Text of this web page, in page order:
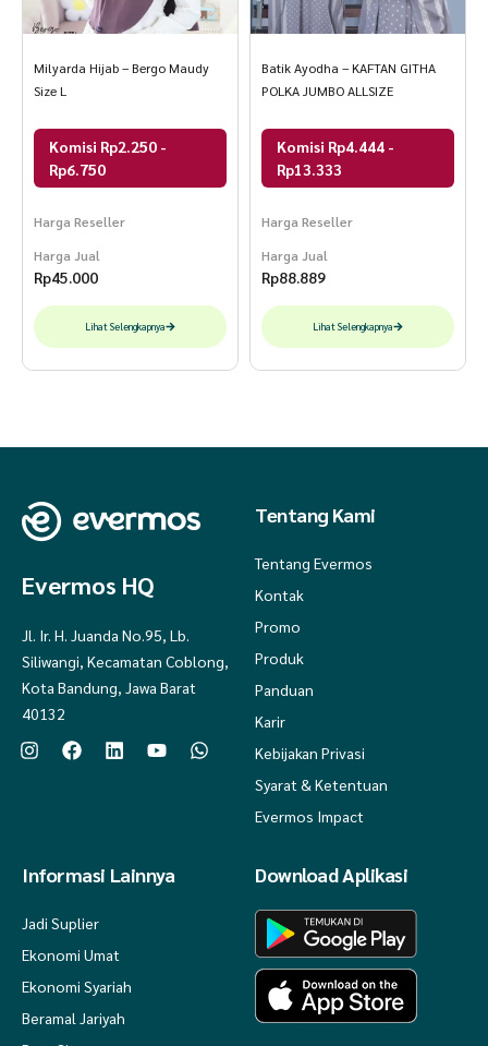
Milyarda Hijab – Bergo Maudy
Size L
Komisi Rp2.250 -
Rp6.750
Harga Reseller
Harga Jual
Rp45.000
Lihat Selengkapnya
Batik Ayodha – KAFTAN GITHA
POLKA JUMBO ALLSIZE
Komisi Rp4.444 -
Rp13.333
Harga Reseller
Harga Jual
Rp88.889
Lihat Selengkapnya
Evermos HQ
Jl. Ir. H. Juanda No.95, Lb.
Siliwangi, Kecamatan Coblong,
Kota Bandung, Jawa Barat
40132
Tentang Kami
Tentang Evermos
Kontak
Promo
Produk
Panduan
Karir
Kebijakan Privasi
Syarat & Ketentuan
Evermos Impact
Informasi Lainnya
Jadi Suplier
Ekonomi Umat
Ekonomi Syariah
Beramal Jariyah
Download Aplikasi